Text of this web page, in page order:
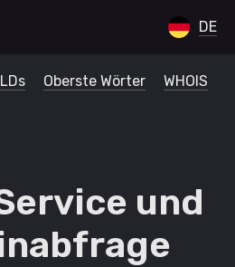
DE
Oberste Wörter WHOIS
und